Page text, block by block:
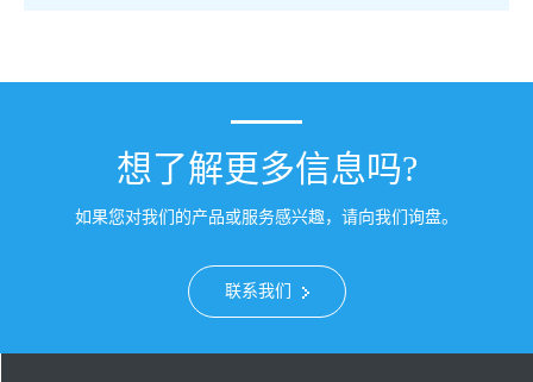
想了解更多信息吗?
如果您对我们的产品或服务感兴趣，请向我们询盘。
联系我们